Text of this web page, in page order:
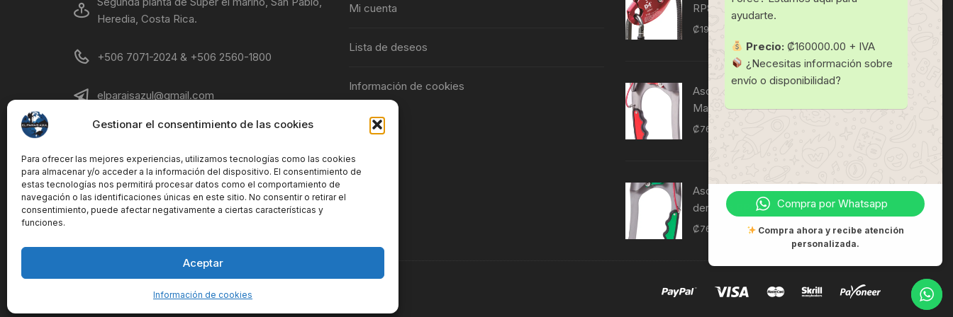
Gestionar el consentimiento de las cookies
Para ofrecer las mejores experiencias, utilizamos tecnologías como las cookies
para almacenar y/o acceder a la información del dispositivo. El consentimiento de
estas tecnologías nos permitirá procesar datos como el comportamiento de
navegación o las identificaciones únicas en este sitio. No consentir o retirar el
consentimiento, puede afectar negativamente a ciertas características y
funciones.
Aceptar
Información de cookies
Heredia, Costa Rica.
+506 7071-2024 & +506 2560-1800
elparaisazul@gmail.com
Mi cuenta
Lista de deseos
Información de cookies
RP880
₡197,750
Ascendedor manual ultraseguro -
Mano izquierda RP230
₡76,840
Ascendedor manual Ultrasafe - Mano
derecha RP240
₡76,840
Copyright © El Parais Azul S.A. All rights reserved.
ayudarte.
Precio: ₡160000.00 + IVA
¿Necesitas información sobre
envío o disponibilidad?
Compra por Whatsapp
Compra ahora y recibe atención
personalizada.